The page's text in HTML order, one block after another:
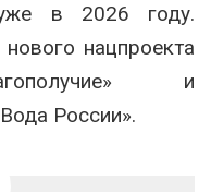
уже в 2026 году.
нацпроекта
и
России».